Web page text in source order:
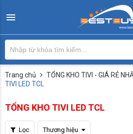
Trang chủ TỔNG KHO TIVI - GIÁ RẺ
TIVI LED TCL
TỔNG KHO TIVI LED TCL
Lọc Thương hiệu